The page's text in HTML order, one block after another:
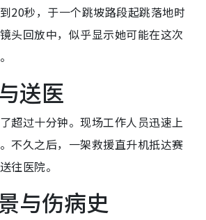
20秒，于一个跳坡路段起跳落地时
头回放中，似乎显示她可能在这次
送医
超过十分钟。现场工作人员迅速上
不久之后，一架救援直升机抵达赛
往医院。
与伤病史